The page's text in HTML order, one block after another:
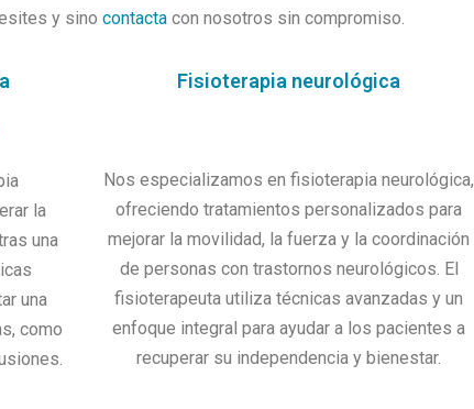
y sino contacta con nosotros sin compromiso.
la
una
una
como
Fisioterapia neurológica
Nos especializamos en fisioterapia neurológica,
ofreciendo tratamientos personalizados para
mejorar la movilidad, la fuerza y la coordinación
de personas con trastornos neurológicos. El
fisioterapeuta utiliza técnicas avanzadas y un
enfoque integral para ayudar a los pacientes a
recuperar su independencia y bienestar.